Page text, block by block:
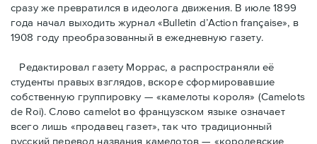
сразу же превратился в идеолога движения. В июле 1899
года начал выходить журнал «Bulletin d’Action française», в
1908 году преобразованный в ежедневную газету.
Редактировал газету Моррас, а распространяли её
студенты правых взглядов, вскоре сформировавшие
собственную группировку — «камелоты короля» (Camelots
de Roi). Слово camelot во французском языке означает
всего лишь «продавец газет», так что традиционный
русский перевод названия камелотов — «королевские